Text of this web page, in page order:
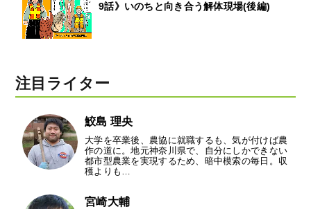
9話》いのちと向き合う解体現場(後編)
注目ライター
鮫島 理央
大学を卒業後、農協に就職するも、気が付けば農
作の道に。地元神奈川県で、自分にしかできない
都市型農業を実現するため、暗中模索の毎日。収
穫よりも…
宮崎大輔